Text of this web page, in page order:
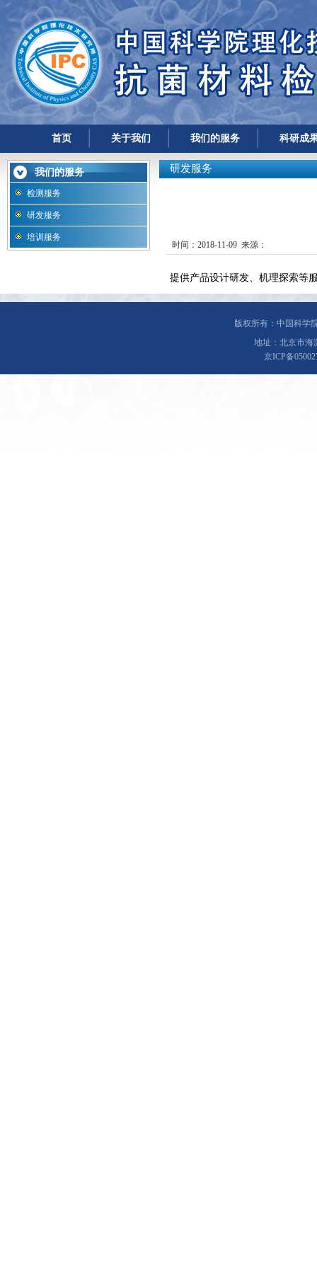
首页 关于我们 我们的服务 科研成
我们的服务
检测服务
研发服务
培训服务
研发服务
时间：2018-11-09 来源：
提供产品设计研发、机理探索等
版权所有：中国科学
地址：北京市海
京ICP备